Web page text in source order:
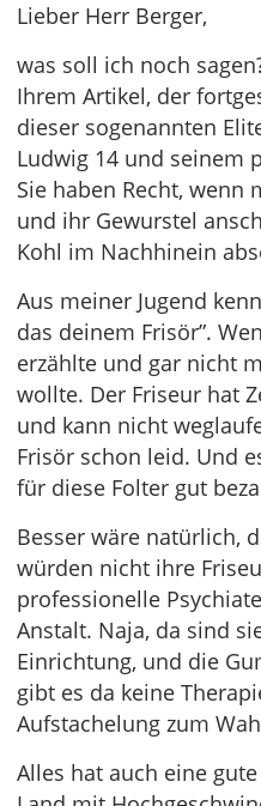
Lieber Herr Berger,
was soll ich noch
Ihrem Artikel, der
dieser sogenannten
Ludwig 14 und seinem
Sie haben Recht, wenn
und ihr Gewurstel
Kohl im Nachhinein
Aus meiner Jugend
das deinem Frisör”.
erzählte und gar nicht
wollte. Der Friseur hat
und kann nicht
Frisör schon leid. Und
für diese Folter gut
Besser wäre natürlich,
würden nicht ihre
professionelle
Anstalt. Naja, da sind
Einrichtung, und die
gibt es da keine
Aufstachelung zum
Alles hat auch eine